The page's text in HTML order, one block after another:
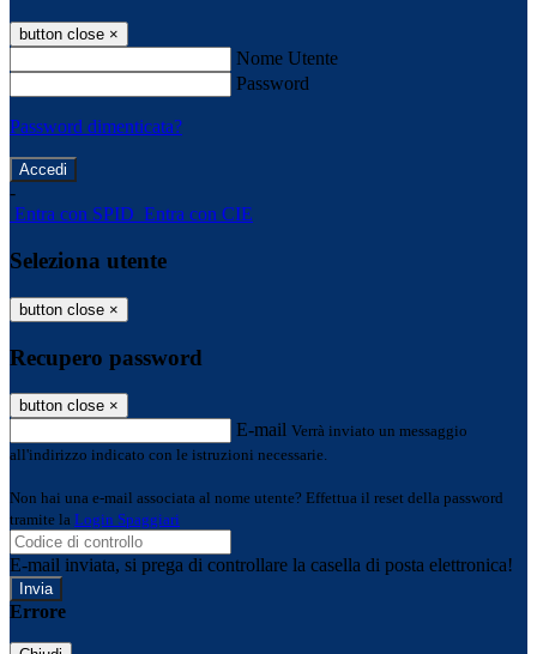
button close ×
Nome Utente
Password
Password dimenticata?
-
Entra con SPID Entra con CIE
Seleziona utente
button close ×
Recupero password
button close ×
E-mail Verrà inviato un messaggio
all'indirizzo indicato con le istruzioni necessarie.
Non hai una e-mail associata al nome utente? Effettua il reset della password
tramite la Login Spaggiari
E-mail inviata, si prega di controllare la casella di posta elettronica!
Errore